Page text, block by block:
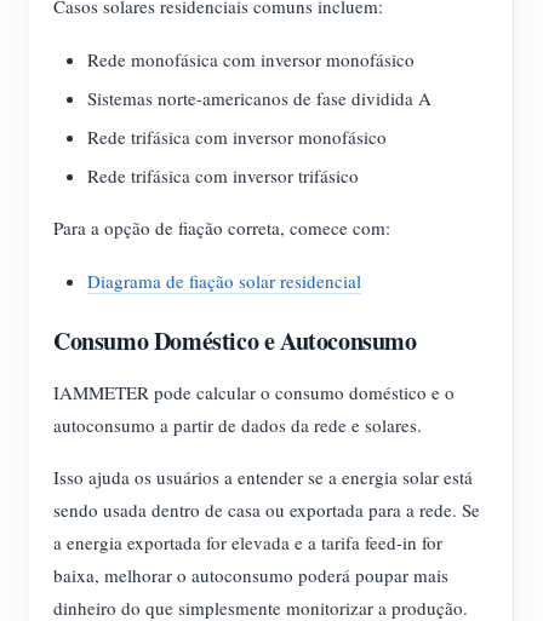
Casos solares residenciais comuns incluem:
Rede monofásica com inversor monofásico
Sistemas norte-americanos de fase dividida A
Rede trifásica com inversor monofásico
Rede trifásica com inversor trifásico
Para a opção de fiação correta, comece com:
Diagrama de fiação solar residencial
Consumo Doméstico e Autoconsumo
IAMMETER pode calcular o consumo doméstico e o
autoconsumo a partir de dados da rede e solares.
Isso ajuda os usuários a entender se a energia solar está
sendo usada dentro de casa ou exportada para a rede. Se
a energia exportada for elevada e a tarifa feed-in for
baixa, melhorar o autoconsumo poderá poupar mais
dinheiro do que simplesmente monitorizar a produção.